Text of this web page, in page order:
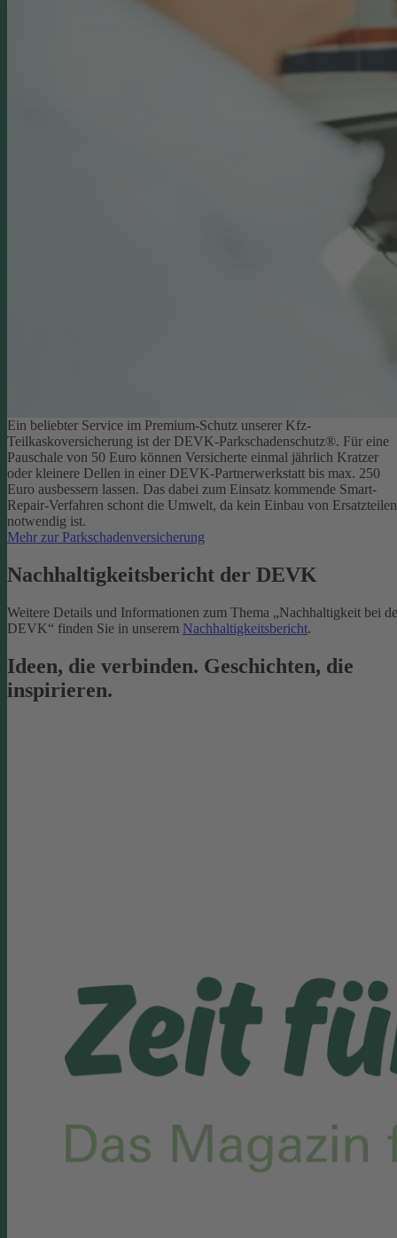
Ein beliebter Service im Premium-Schutz unserer Kfz-
Teilkaskoversicherung ist der DEVK-Parkschadenschutz®. Für eine
Pauschale von 50 Euro können Versicherte einmal jährlich Kratzer
oder kleinere Dellen in einer DEVK-Partnerwerkstatt bis max. 250
Euro ausbessern lassen. Das dabei zum Einsatz kommende Smart-
Repair-Verfahren schont die Umwelt, da kein Einbau von Ersatzteilen
notwendig ist.
Mehr zur Parkschadenversicherung
Nachhaltigkeitsbericht der DEVK
Weitere Details und Informationen zum Thema „Nachhaltigkeit bei
DEVK“ finden Sie in unserem Nachhaltigkeitsbericht.
Ideen, die verbinden. Geschichten, die
inspirieren.